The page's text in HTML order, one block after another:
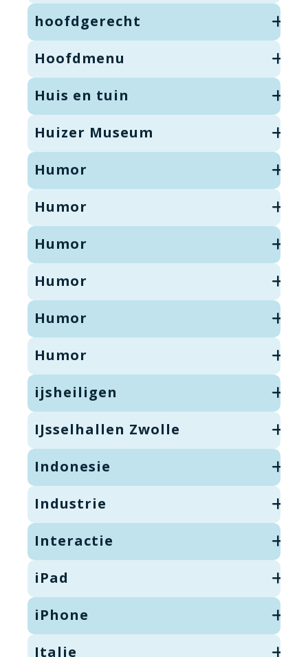
hoofdgerecht
Hoofdmenu
Huis en tuin
Huizer Museum
Humor
Humor
Humor
Humor
Humor
Humor
ijsheiligen
IJsselhallen Zwolle
Indonesie
Industrie
Interactie
iPad
iPhone
Italie